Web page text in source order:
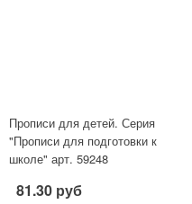
Прописи для детей. Серия
"Прописи для подготовки к
школе" арт. 59248
И СЛОВА /
81.30 руб